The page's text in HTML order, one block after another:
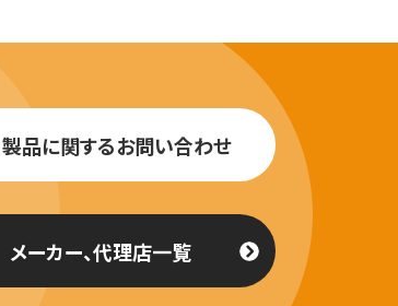
製品に関するお問い合わせ
メーカー、代理店一覧